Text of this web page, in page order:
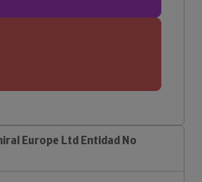
Europe Ltd Entidad No